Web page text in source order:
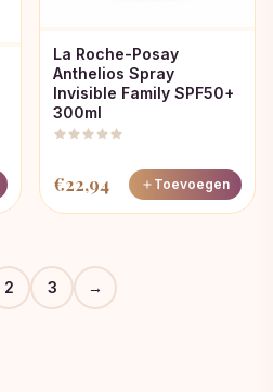
La Roche-Posay
Anthelios Spray
Invisible Family SPF50+
300ml
€22,94 Toevoegen
2 3 →